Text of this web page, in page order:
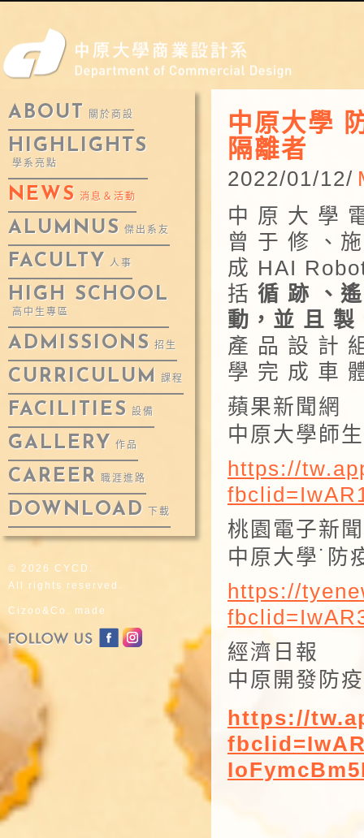
ABOUT 關於商設
HIGHLIGHTS
學系亮點
NEWS 消息＆活動
ALUMNUS 傑出系友
FACULTY 人事
HIGH SCHOOL
高中生專區
ADMISSIONS 招生
CURRICULUM 課程
FACILITIES 設備
GALLERY 作品
CAREER 職涯進路
DOWNLOAD 下載
中原大學
隔離者
2022/01/12/
中 原 大 學
曾 于 修 、
成 HAI
括 循 跡 、
動，並 且
產 品 設 計
學 完 成 車
蘋果新聞網
中原大學師
https://
桃園電子新
中原大學˙防
https://
經濟日報
中原開發防
https://
© 2026 CYCD.
All rights reserved.
Cizoo&Co. made